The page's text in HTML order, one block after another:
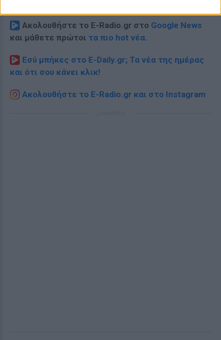
Ακολουθήστε το E-Radio.gr στο Google News
και μάθετε πρώτοι τα πιο hot νέα.
Εσύ μπήκες στο E-Daily.gr; Τα νέα της ημέρας
και ότι σου κάνει κλικ!
Ακολουθήστε το E-Radio.gr και στο Instagram